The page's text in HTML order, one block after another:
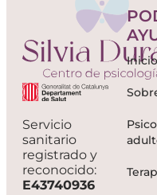
Servicio
sanitario
registrado y
reconocido:
E43740936
Inicio